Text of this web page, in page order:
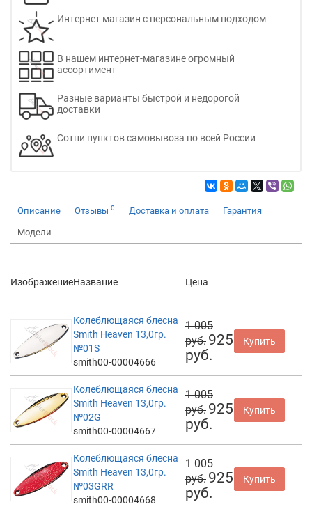
Интернет магазин с персональным подходом
В нашем интернет-магазине огромный
ассортимент
Разные варианты быстрой и недорогой
доставки
Сотни пунктов самовывоза по всей России
Описание Отзывы 0 Доставка и оплата Гарантия
Модели
ИзображениеНазвание Цена
Колеблющаяся блесна
Smith Heaven 13,0гр.
№01S
smith00-00004666
1 005
руб. 925
руб.
Купить
Колеблющаяся блесна
Smith Heaven 13,0гр.
№02G
smith00-00004667
1 005
руб. 925
руб.
Купить
Колеблющаяся блесна
Smith Heaven 13,0гр.
№03GRR
smith00-00004668
1 005
руб. 925
руб.
Купить